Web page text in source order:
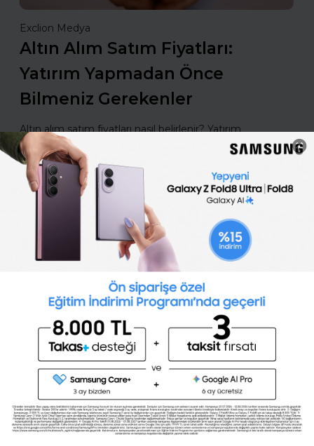
Exclion Medya
Altın Alım Satım Fiyatları:
Yatırım Yapmadan Önce
Bilmeniz Gerekenler
Altın alım satım fiyatları nasıl belirlenir? Yatırım
yapmadan önce spread, piyasa etkileri ve doğru alım
zamanı hakkında bilmeniz gereken temel bilgiler bu
rehberde.
Daha fazla oku
Yeteneklerini Geliştir
Yolculuk Özgürlüğü: Kendi
Rotanızı Çizmenin Ekonomik ve